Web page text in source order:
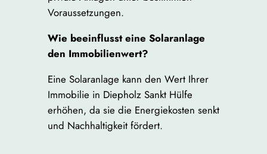
Voraussetzungen.
Wie beeinflusst eine Solaranlage
den Immobilienwert?
Eine Solaranlage kann den Wert Ihrer
Immobilie in Diepholz Sankt Hülfe
erhöhen, da sie die Energiekosten senkt
und Nachhaltigkeit fördert.